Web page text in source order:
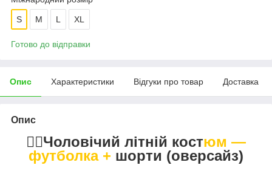
S M L XL
Готово до відправки
Опис Характеристики Відгуки про товар Доставка
Опис
🧍‍♂️Чоловічий літній костюм —
футболка + шорти (оверсайз)